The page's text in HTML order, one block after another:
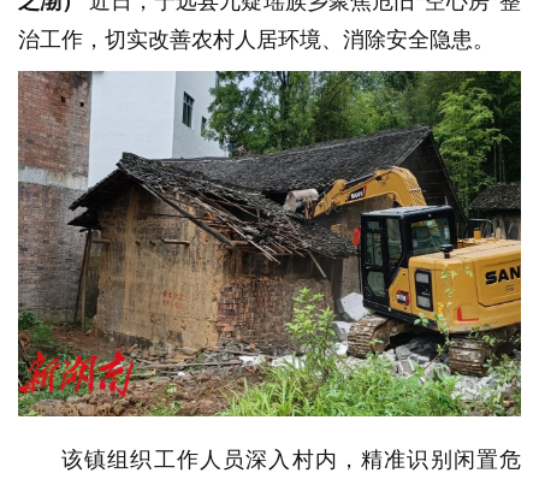
治工作，切实改善农村人居环境、消除安全隐患。
该镇组织工作人员深入村内，精准识别闲置危